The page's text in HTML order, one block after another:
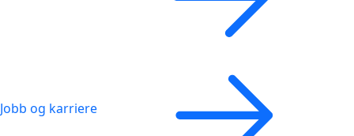
Jobb og karriere